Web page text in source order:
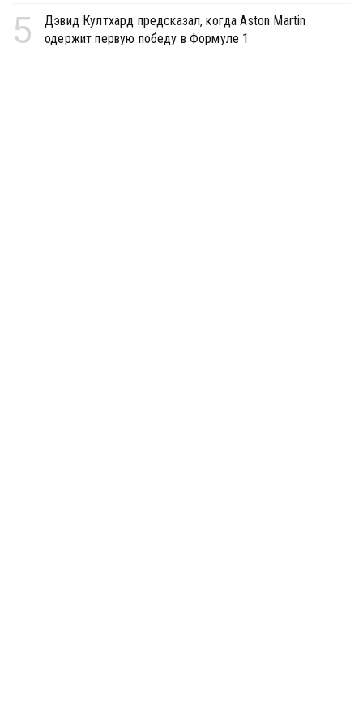
5
Дэвид Култхард предсказал, когда Aston Martin
одержит первую победу в Формуле 1